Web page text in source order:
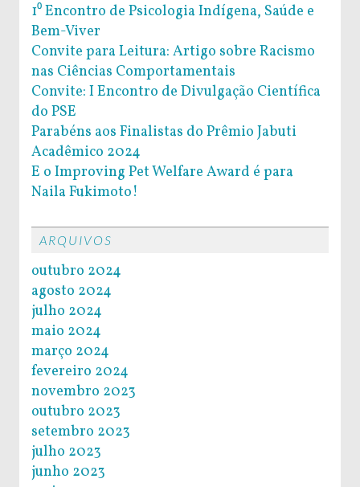
1⁰ Encontro de Psicologia Indígena, Saúde e
Bem-Viver
Convite para Leitura: Artigo sobre Racismo
nas Ciências Comportamentais
Convite: I Encontro de Divulgação Científica
do PSE
Parabéns aos Finalistas do Prêmio Jabuti
Acadêmico 2024
E o Improving Pet Welfare Award é para
Naila Fukimoto!
ARQUIVOS
outubro 2024
agosto 2024
julho 2024
maio 2024
março 2024
fevereiro 2024
novembro 2023
outubro 2023
setembro 2023
julho 2023
junho 2023